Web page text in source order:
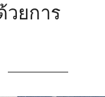
วยการ